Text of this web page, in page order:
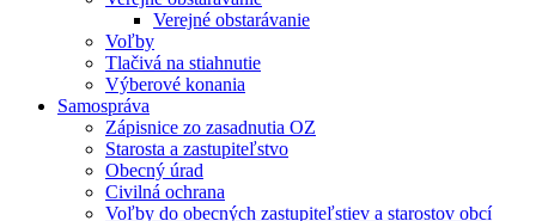
Verejné obstarávanie
Voľby
Tlačivá na stiahnutie
Výberové konania
Samospráva
Zápisnice zo zasadnutia OZ
Starosta a zastupiteľstvo
Obecný úrad
Civilná ochrana
Voľby do obecných zastupiteľstiev a starostov obcí